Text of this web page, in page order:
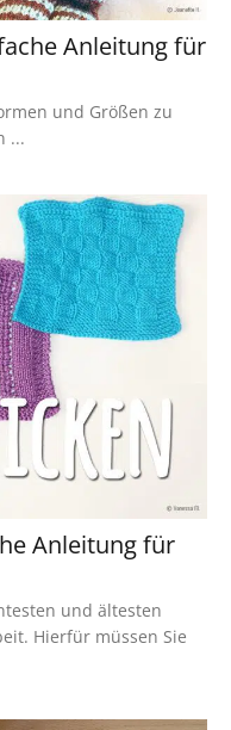
Anleitung für
und Größen zu
...
Anleitung für
und ältesten
Hierfür müssen Sie